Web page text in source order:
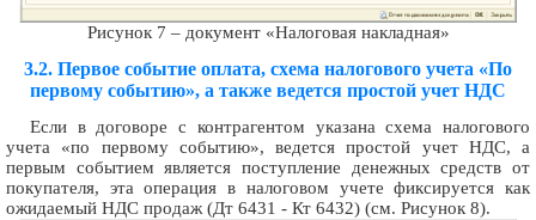
Рисунок 7 – документ «Налоговая накладная»
3.2. Первое событие оплата, схема налогового учета «По
первому событию», а также ведется простой учет НДС
Если в договоре с контрагентом указана схема налогового
учета «по первому событию», ведется простой учет НДС, а
первым событием является поступление денежных средств от
покупателя, эта операция в налоговом учете фиксируется как
ожидаемый НДС продаж (Дт 6431 - Кт 6432) (см. Рисунок 8).